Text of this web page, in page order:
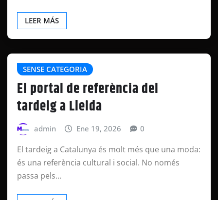
LEER MÁS
SENSE CATEGORIA
El portal de referència del
tardeig a Lleida
admin Ene 19, 2026 0
El tardeig a Catalunya és molt més que una moda:
és una referència cultural i social. No només
passa pels…